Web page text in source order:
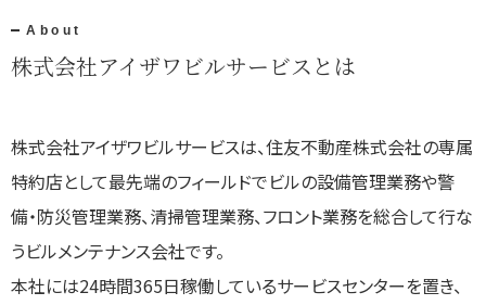
About
株式会社アイザワビルサービスとは
株式会社アイザワビルサービスは、住友不動産株式会社の専属
特約店として最先端のフィールドでビルの設備管理業務や警
備・防災管理業務、清掃管理業務、フロント業務を総合して行な
うビルメンテナンス会社です。
本社には24時間365日稼働しているサービスセンターを置き、